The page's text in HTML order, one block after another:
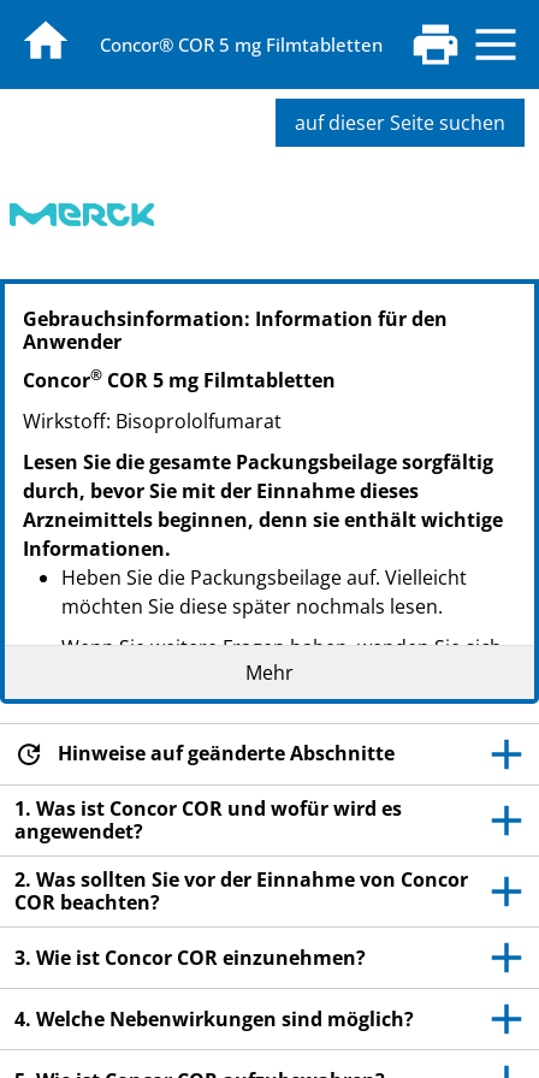
Concor® COR 5 mg Filmtabletten
auf dieser Seite suchen
PZN: 00630037
PPN: 110063003788
NTIN: 04150006300379
Gebrauchsinformation: Information für den
Anwender
Concor® COR 5 mg Filmtabletten
Wirkstoff: Bisoprololfumarat
Lesen Sie die gesamte Packungsbeilage sorgfältig
durch, bevor Sie mit der Einnahme dieses
Arzneimittels beginnen, denn sie enthält wichtige
Informationen.
Heben Sie die Packungsbeilage auf. Vielleicht
möchten Sie diese später nochmals lesen.
Wenn Sie weitere Fragen haben, wenden Sie sich
an Ihren Arzt oder Apotheker.
Dieses Arzneimittel wurde Ihnen persönlich
verschrieben. Geben Sie es nicht an Dritte weiter.
diese die gleichen Beschwerden haben wie Sie.
Wenn Sie Nebenwirkungen bemerken, wenden Sie
sich an Ihren Arzt oder Apotheker. Dies gilt auch
für Nebenwirkungen, die nicht in dieser
Packungsbeilage angegeben sind. Siehe Abschnitt
4.
Mehr
Hinweise auf geänderte Abschnitte
1. Was ist Concor COR und wofür wird es
angewendet?
2. Was sollten Sie vor der Einnahme von Concor
COR beachten?
3. Wie ist Concor COR einzunehmen?
4. Welche Nebenwirkungen sind möglich?